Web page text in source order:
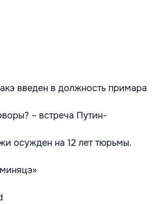
введен в должность примара
– встреча Путин-
осужден на 12 лет тюрьмы.